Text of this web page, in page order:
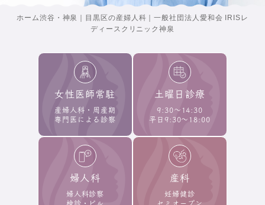
ホーム渋谷・神泉｜目黒区の産婦人科｜一般社団法人愛和会 IRISレ
ディースクリニック神泉
女性医師常駐
産婦人科・周産期
専門医による診察
土曜日診療
9:30～14:30
平日9:30～18:00
婦人科
婦人科診察
検診・ピル
産科
妊婦健診
セミオープン